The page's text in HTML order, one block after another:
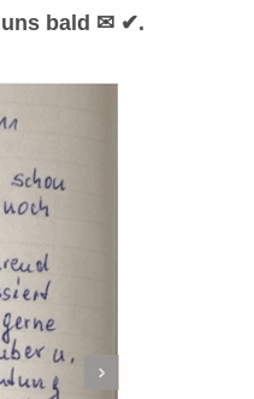
uns bald ✉ ✔.